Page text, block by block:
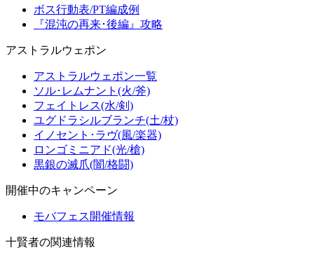
ボス行動表/PT編成例
『混沌の再来･後編』攻略
アストラルウェポン
アストラルウェポン一覧
ソル･レムナント(火/斧)
フェイトレス(水/剣)
ユグドラシルブランチ(土/杖)
イノセント･ラヴ(風/楽器)
ロンゴミニアド(光/槍)
黒銀の滅爪(闇/格闘)
開催中のキャンペーン
モバフェス開催情報
十賢者の関連情報